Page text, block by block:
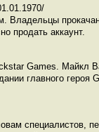
Владельцы
продать аккаунт.
Games. Майкл
главного героя
специалистов,